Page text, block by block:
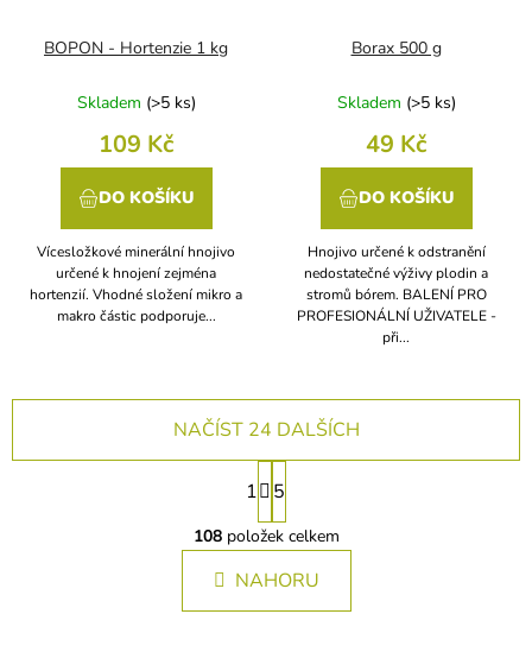
BOPON - Hortenzie 1 kg
Skladem (>5 ks)
109 Kč
DO KOŠÍKU
Vícesložkové minerální hnojivo
určené k hnojení zejména
hortenzií. Vhodné složení mikro a
makro částic podporuje...
Borax 500 g
Skladem (>5 ks)
49 Kč
DO KOŠÍKU
Hnojivo určené k odstranění
nedostatečné výživy plodin a
stromů bórem. BALENÍ PRO
PROFESIONÁLNÍ UŽIVATELE -
při...
v
l
á
d
NAČÍST 24 DALŠÍCH
S
t
r
á
n
k
1 5
108položek celkem
NAHORU